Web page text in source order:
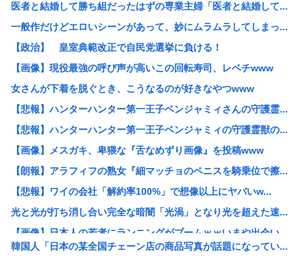
医者と結婚して勝ち組だったはずの専業主婦「医者と結婚して...
一般作だけどエロいシーンがあって、妙にムラムラしてしまっ...
【政治】 皇室典範改正で自民党選挙に負ける！
【画像】現役最強の呼び声が高いこの回転寿司、レベチwww
女さんが下着を脱ぐとき、こうなるのが好きなやつwww
【悲報】ハンターハンター第一王子ベンジャミィさんの守護霊...
【悲報】ハンターハンター第一王子ベンジャミィの守護霊獣の...
【画像】メスガキ、卑猥な『舌なめずり画像』を投稿www
【朗報】アラフィフの熟女『細マッチョのペニスを騎乗位で擦...
【悲報】ワイの会社「解約率100%」で想像以上にヤバいw...
光と光が打ち消し合い完全な暗闇「光渦」となり光を超えた速...
【画像】日本人の若者にランニングがブームｗｗいまや出会い...
日本のソシャゲ業界、ラストウォーサバイバルとかいう中国ソ...
韓国人「日本の某全国チェーン店の商品写真が話題になってい...